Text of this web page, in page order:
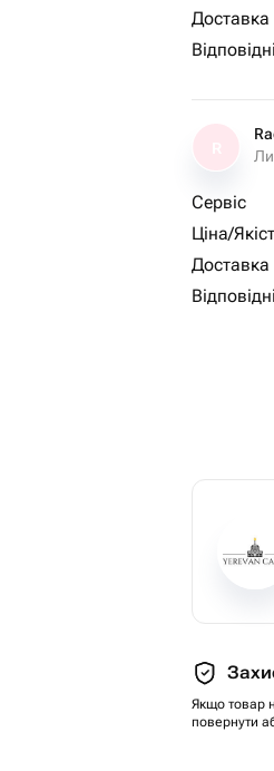
Доставка
Сервіс
Ціна/
Доставка
Якщо товар
повернути